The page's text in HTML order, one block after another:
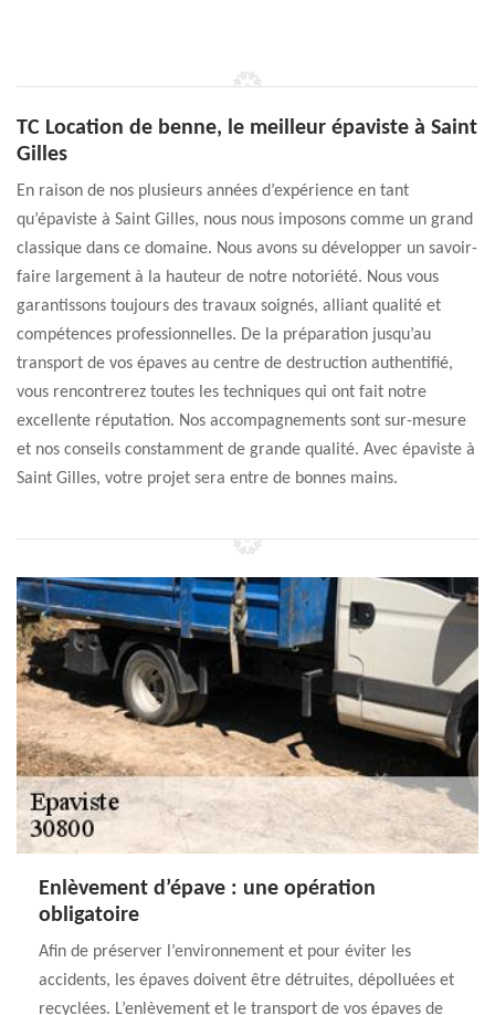
TC Location de benne, le meilleur épaviste à Saint
Gilles
En raison de nos plusieurs années d’expérience en tant
qu’épaviste à Saint Gilles, nous nous imposons comme un grand
classique dans ce domaine. Nous avons su développer un savoir-
faire largement à la hauteur de notre notoriété. Nous vous
garantissons toujours des travaux soignés, alliant qualité et
compétences professionnelles. De la préparation jusqu’au
transport de vos épaves au centre de destruction authentifié,
vous rencontrerez toutes les techniques qui ont fait notre
excellente réputation. Nos accompagnements sont sur-mesure
et nos conseils constamment de grande qualité. Avec épaviste à
Saint Gilles, votre projet sera entre de bonnes mains.
Enlèvement d’épave : une opération
obligatoire
Afin de préserver l’environnement et pour éviter les
accidents, les épaves doivent être détruites, dépolluées et
recyclées. L’enlèvement et le transport de vos épaves de